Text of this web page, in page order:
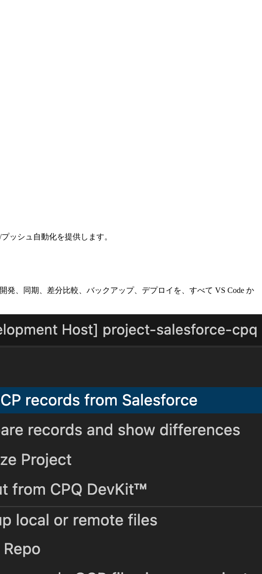
ッシュ自動化を提供します。
発、同期、差分比較、バックアップ、デプロイを、すべて VS Code か